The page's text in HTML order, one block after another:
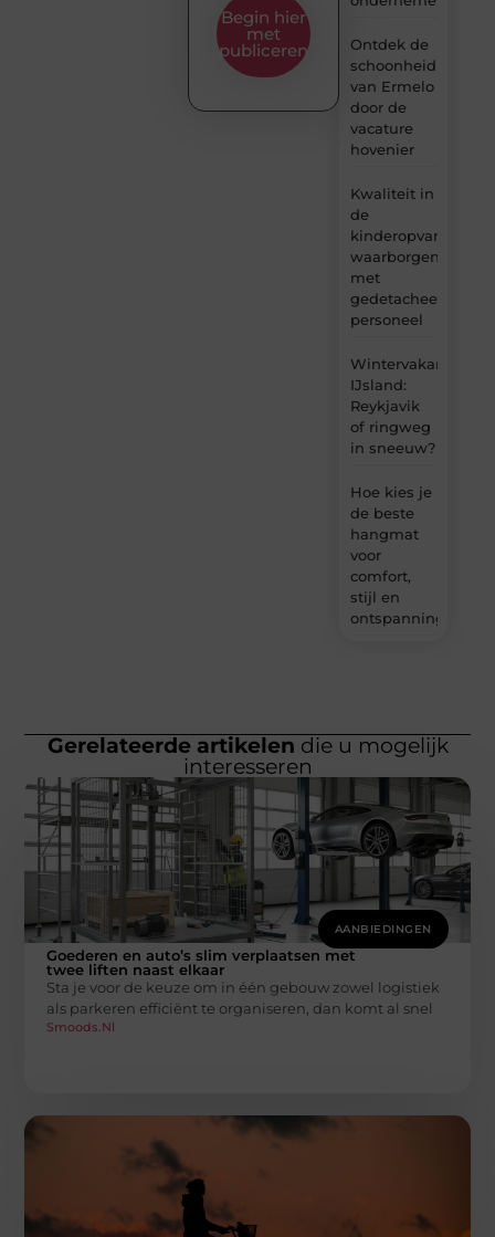
Ontdek de
schoonheid
van Ermelo
door de
vacature
hovenier
Kwaliteit in
de
kinderopvang
waarborgen
met
gedetacheerd
personeel
Wintervakantie
IJsland:
Reykjavik
of ringweg
in sneeuw?
Hoe kies je
de beste
hangmat
voor
comfort,
stijl en
ontspanning?
Begin hier
met
publiceren
Gerelateerde artikelen die u mogelijk
interesseren
AANBIEDINGEN
Goederen en auto’s slim verplaatsen met
twee liften naast elkaar
Sta je voor de keuze om in één gebouw zowel logistiek
als parkeren efficiënt te organiseren, dan komt al snel
Smoods.nl